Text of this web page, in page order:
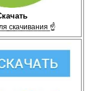
̲с̲к̲а̲ч̲и̲в̲а̲н̲и̲я̲ ☝